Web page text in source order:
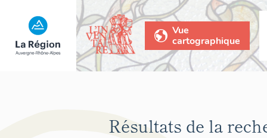
Vue
cartographique
Résultats de la